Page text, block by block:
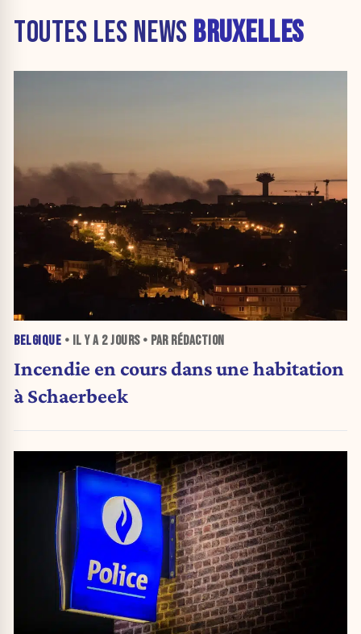
TOUTES LES NEWS BRUXELLES
BELGIQUE • IL Y A 2 JOURS• PAR RÉDACTION
Incendie en cours dans une habitation
à Schaerbeek